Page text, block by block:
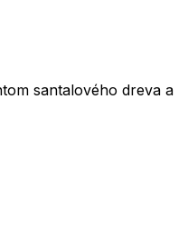
santalového dreva a